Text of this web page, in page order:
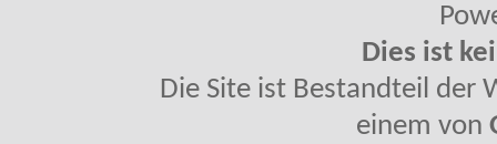
Dies ist
Die Site ist Bestandteil der
einem von